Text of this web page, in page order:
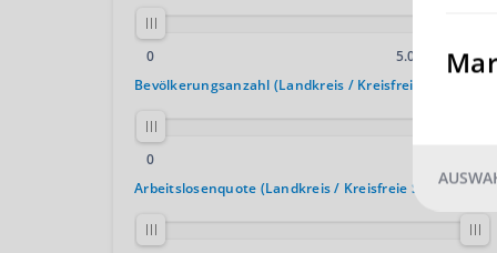
0 5.000 E. / km
Bevölkerungsanzahl (Landkreis / Kreisfreie Stadt)
0
Arbeitslosenquote (Landkreis / Kreisfreie Stadt)